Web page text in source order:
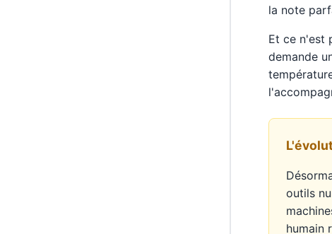
la note
Et ce n'est
demande
outils
humain